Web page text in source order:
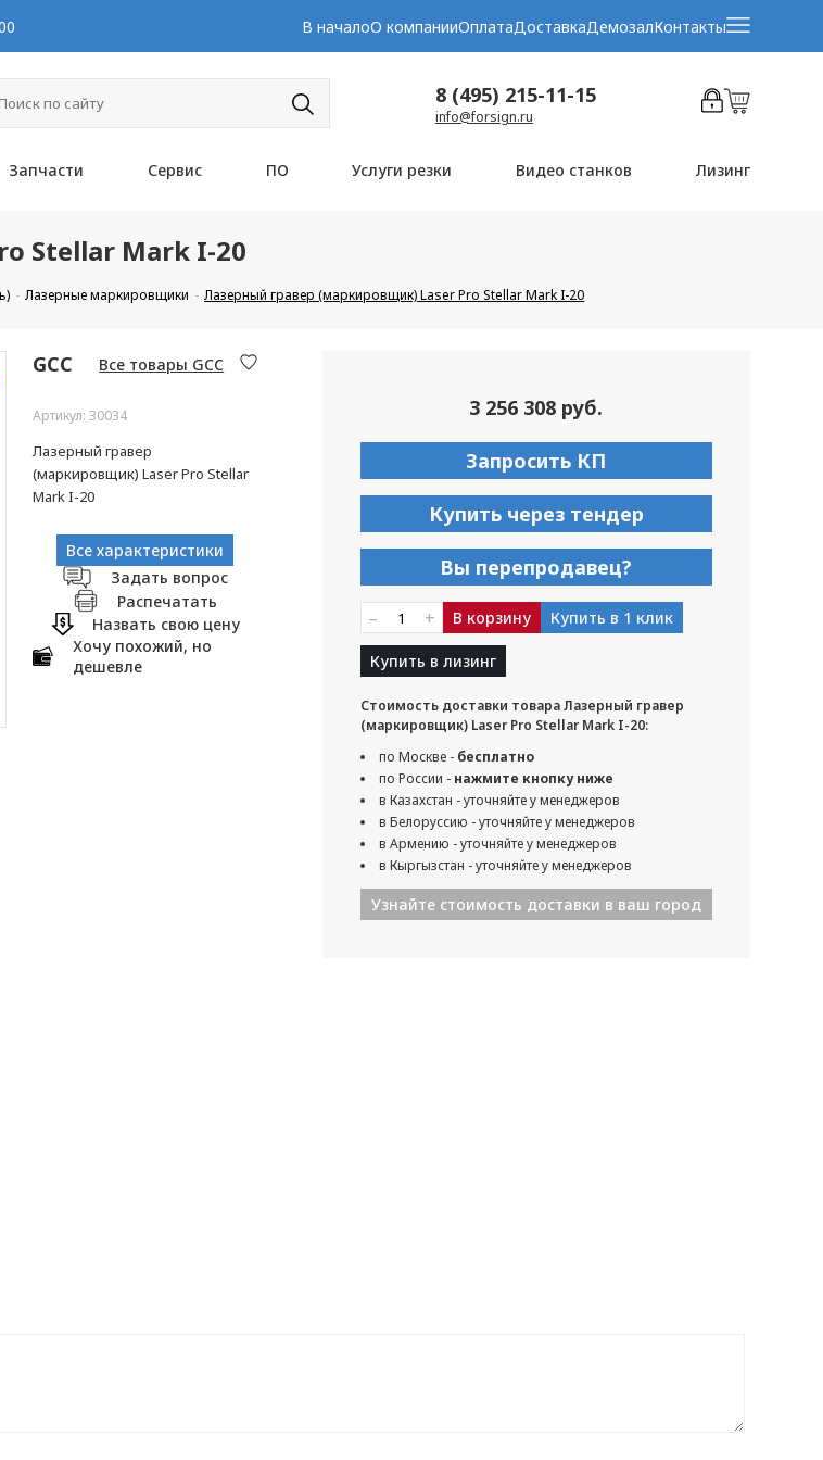
В началоО компанииОплатаДоставкаДемозалКонтакты
8 (495) 215-11-15
info@forsign.ru
Запчасти Сервис ПО Услуги резки Видео станков Лизинг
Stellar Mark I-20
Лазерные маркировщики Лазерный гравер (маркировщик) Laser Pro Stellar Mark I-20
GCC Все товары GCC
Артикул: 30034
Лазерный гравер
(маркировщик) Laser Pro Stellar
Mark I-20
Все характеристики
Задать вопрос
Распечатать
Назвать свою цену
Хочу похожий, но
дешевле
3 256 308 руб.
Запросить КП
Купить через тендер
Вы перепродавец?
– + В корзину Купить в 1 клик
Купить в лизинг
Стоимость доставки товара Лазерный гравер
(маркировщик) Laser Pro Stellar Mark I-20:
по Москве - бесплатно
по России - нажмите кнопку ниже
в Казахстан - уточняйте у менеджеров
в Белоруссию - уточняйте у менеджеров
в Армению - уточняйте у менеджеров
в Кыргызстан - уточняйте у менеджеров
Узнайте стоимость доставки в ваш город